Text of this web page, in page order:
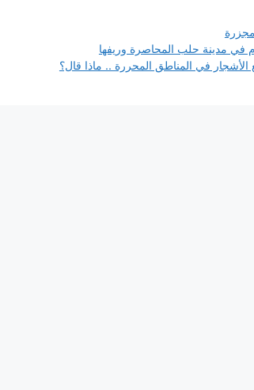
مجزرة
في مدينة حلب المحاصرة وريفها
في المناطق المحررة .. ماذا قال؟